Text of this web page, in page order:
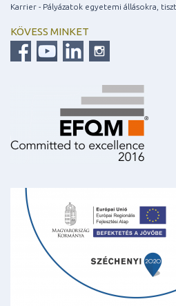
Karrier - Pályázatok egyetemi állásokra,
KÖVESS MINKET